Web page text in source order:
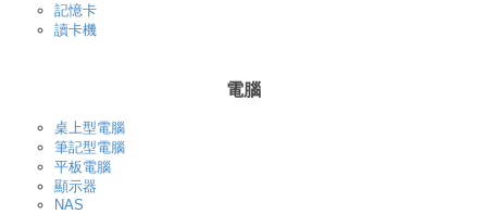
記憶卡
讀卡機
電腦
桌上型電腦
筆記型電腦
平板電腦
顯示器
NAS